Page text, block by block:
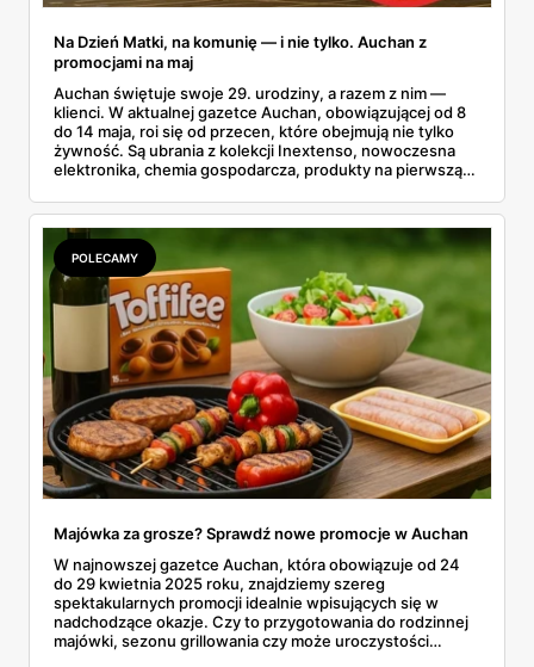
Na Dzień Matki, na komunię — i nie tylko. Auchan z
promocjami na maj
Auchan świętuje swoje 29. urodziny, a razem z nim —
klienci. W aktualnej gazetce Auchan, obowiązującej od 8
do 14 maja, roi się od przecen, które obejmują nie tylko
żywność. Są ubrania z kolekcji Inextenso, nowoczesna
elektronika, chemia gospodarcza, produkty na pierwszą
można upolować coś dla siebie, dla domu i dla
najbliższych. A przy tym nie wydać fortuny.
POLECAMY
Majówka za grosze? Sprawdź nowe promocje w Auchan
W najnowszej gazetce Auchan, która obowiązuje od 24
do 29 kwietnia 2025 roku, znajdziemy szereg
spektakularnych promocji idealnie wpisujących się w
nadchodzące okazje. Czy to przygotowania do rodzinnej
majówki, sezonu grillowania czy może uroczystości